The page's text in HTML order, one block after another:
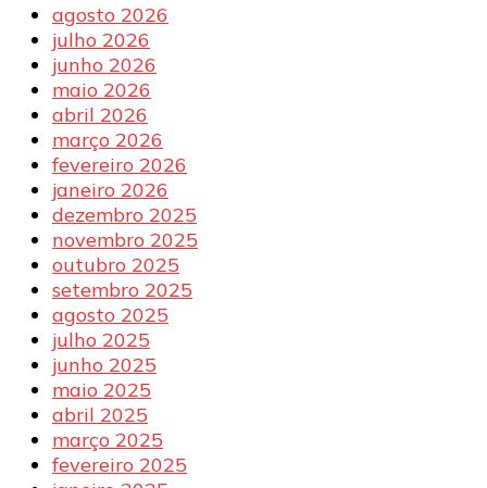
agosto 2026
julho 2026
junho 2026
maio 2026
abril 2026
março 2026
fevereiro 2026
janeiro 2026
dezembro 2025
novembro 2025
outubro 2025
setembro 2025
agosto 2025
julho 2025
junho 2025
maio 2025
abril 2025
março 2025
fevereiro 2025